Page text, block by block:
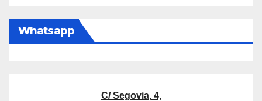
Whatsapp
C/ Segovia, 4,